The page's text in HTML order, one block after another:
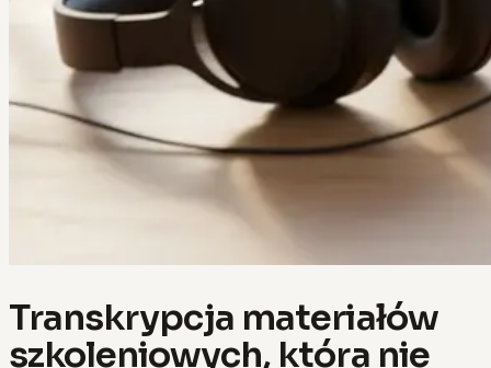
Transkrypcja materiałów
szkoleniowych, która nie